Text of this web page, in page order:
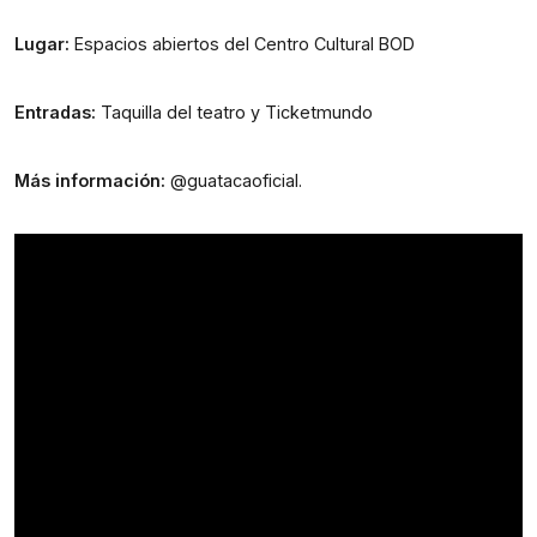
Lugar: Espacios abiertos del Centro Cultural BOD
Entradas: Taquilla del teatro y Ticketmundo
Más información: @guatacaoficial.